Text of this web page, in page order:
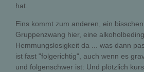
hat.
Eins kommt zum anderen, ein bisschen
Gruppenzwang hier, eine
Hemmungslosigkeit da ... was dann
ist fast "folgerichtig", auch wenn es
und folgenschwer ist: Und plötzlich